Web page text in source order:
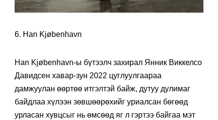
6. Han Kjøbenhavn
Han Kjøbenhavn-ы бүтээлч захирал Янник Виккелсо
Давидсен хавар-зун 2022 цуглуулгаараа
дамжуулан өөртөө итгэлтэй байж, дутуу дулимаг
байдлаа хүлээн зөвшөөрөхийг уриалсан бөгөөд
урласан хувцсыг нь өмсөөд яг л гэртээ байгаа мэт